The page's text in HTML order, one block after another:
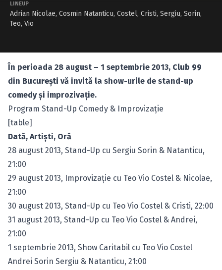
LINEUP
Adrian Nicolae, Cosmin Natanticu, Costel, Cristi, Sergiu, Sorin,
Teo, Vio
În perioada 28 august – 1 septembrie 2013, Club 99
din Bucureşti vă invită la show-urile de stand-up
comedy şi improzivaţie.
Program Stand-Up Comedy & Improvizaţie
[table]
Dată, Artişti, Oră
28 august 2013, Stand-Up cu Sergiu Sorin & Natanticu,
21:00
29 august 2013, Improvizaţie cu Teo Vio Costel & Nicolae,
21:00
30 august 2013, Stand-Up cu Teo Vio Costel & Cristi, 22:00
31 august 2013, Stand-Up cu Teo Vio Costel & Andrei,
21:00
1 septembrie 2013, Show Caritabil cu Teo Vio Costel
Andrei Sorin Sergiu & Natanticu, 21:00